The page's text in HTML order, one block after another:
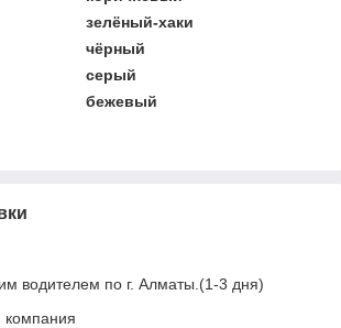
зелёный-хаки
чёрный
серый
бежевый
водителем по г. Алматы.(1-3 дня)
компания